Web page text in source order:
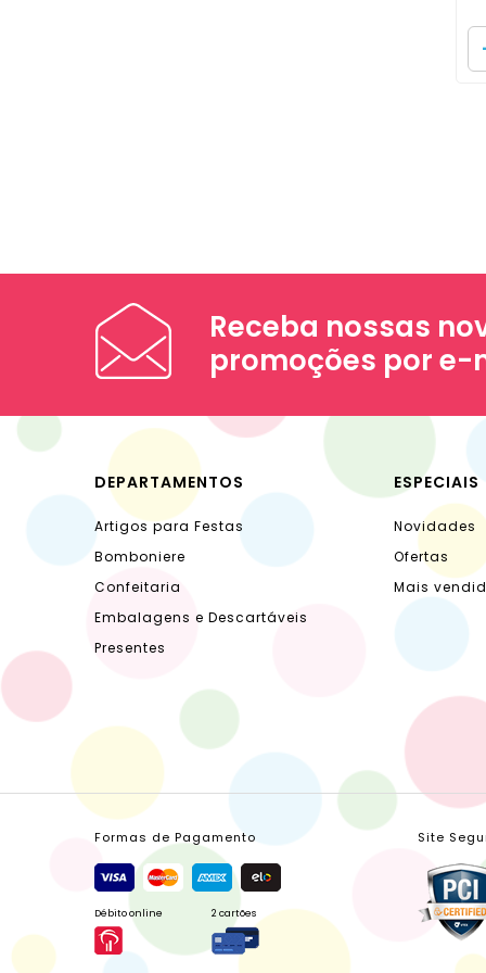
Receba nossas
promoções por e-
DEPARTAMENTOS
Artigos para Festas
Bomboniere
Confeitaria
Embalagens e Descartáveis
Presentes
ESPECIAIS
Novidades
Ofertas
Mais
Formas de Pagamento
Débito online 2 cartões
Site